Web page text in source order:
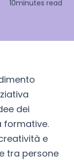
10minutes read
dei
formative.
e
tra persone